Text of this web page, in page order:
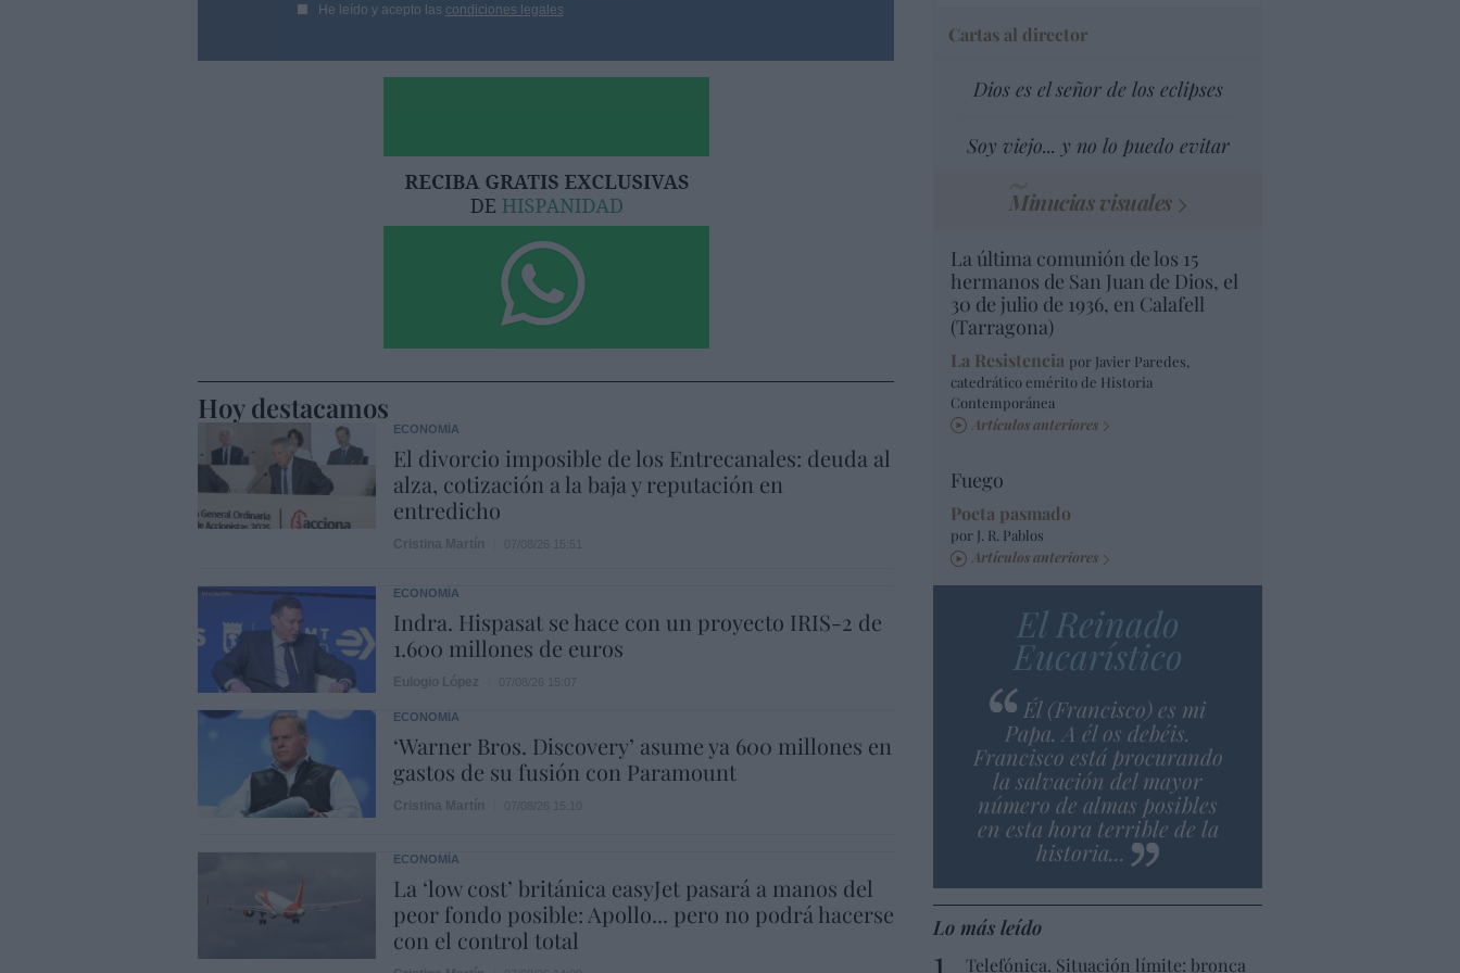
He leído y acepto las condiciones legales
Hoy destacamos
ECONOMÍA
El divorcio imposible de los Entrecanales: deuda al
alza, cotización a la baja y reputación en
entredicho
ECONOMÍA
Indra. Hispasat se hace con un proyecto IRIS-2 de
1.600 millones de euros
ECONOMÍA
‘Warner Bros. Discovery’ asume ya 600 millones en
gastos de su fusión con Paramount
ECONOMÍA
La ‘low cost’ británica easyJet pasará a manos del
peor fondo posible: Apollo... pero no podrá hacerse
con el control total
Cartas al director
Dios es el señor de los eclipses
Soy viejo... y no lo puedo evitar
Minucias visuales
La última comunión de los 15
hermanos de San Juan de Dios, el
30 de julio de 1936, en Calafell
(Tarragona)
La Resistencia por Javier Paredes,
catedrático emérito de Historia
Contemporánea
Artículos anteriores
Fuego
Poeta pasmado
por J. R. Pablos
Artículos anteriores
El Reinado
Eucarístico
Él (Francisco) es mi
Papa. A él os debéis.
Francisco está procurando
la salvación del mayor
número de almas posibles
en esta hora terrible de la
historia...
Lo más leído
Telefónica. Situación límite: bronca